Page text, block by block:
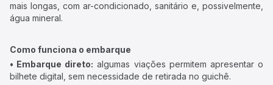
mais longas, com ar-condicionado, sanitário e, possivelmente,
água mineral.
Como funciona o embarque
• Embarque direto: algumas viações permitem apresentar o
bilhete digital, sem necessidade de retirada no guichê.